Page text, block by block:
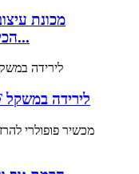
מכונת
Velashape הכי טובה במבצע...
מכונת ואקום קוויטציה RF לירידה במשקל